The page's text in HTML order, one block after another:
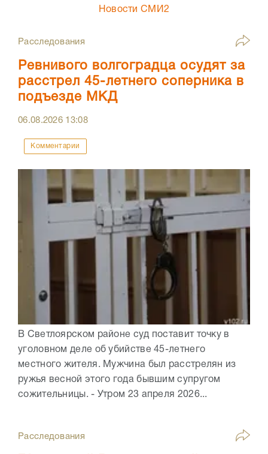
Новости СМИ2
Расследования
Ревнивого волгоградца осудят за
расстрел 45-летнего соперника в
подъезде МКД
06.08.2026 13:08
Комментарии
В Светлоярском районе суд поставит точку в
уголовном деле об убийстве 45-летнего
местного жителя. Мужчина был расстрелян из
ружья весной этого года бывшим супругом
сожительницы. - Утром 23 апреля 2026...
Расследования